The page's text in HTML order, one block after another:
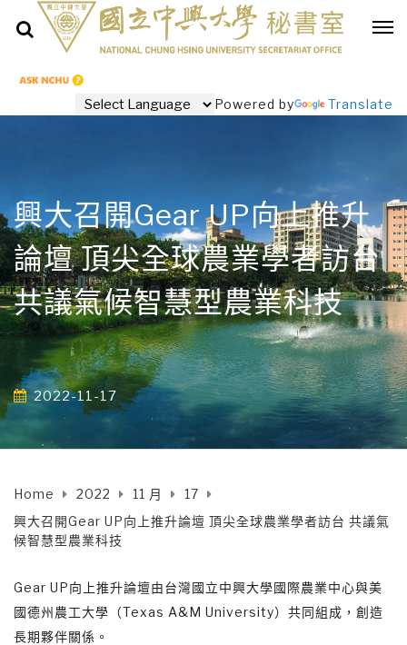
Powered by Translate
興大召開Gear UP向上推升
論壇 頂尖全球農業學者訪台
共議氣候智慧型農業科技
2022-11-17
Home 2022 11 月
17
興大召開Gear UP向上推升論壇 頂尖全球農業學者訪台 共議氣
候智慧型農業科技
Gear UP向上推升論壇由台灣國立中興大學國際農業中心與美
國德州農工大學（Texas A&M University）共同組成，創造
長期夥伴關係。